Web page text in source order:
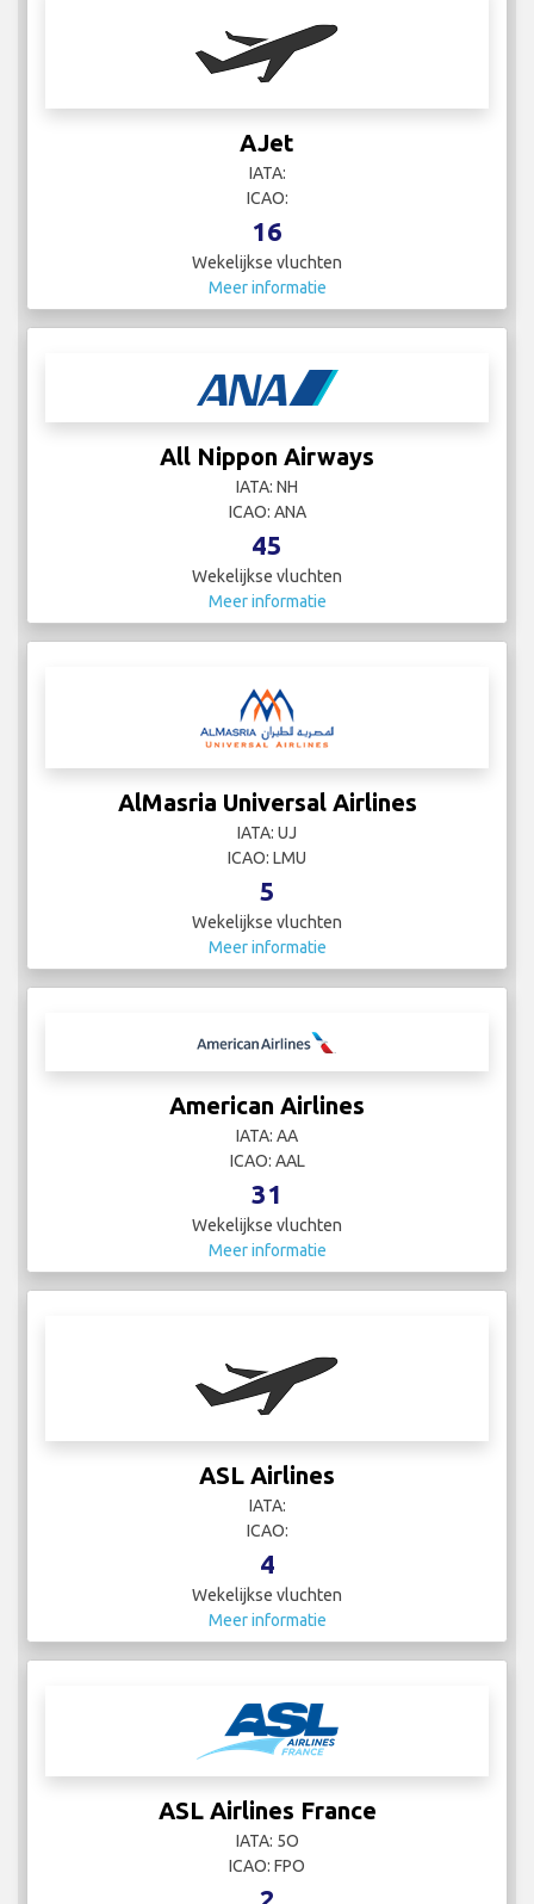
AJet
IATA:
ICAO:
16
Wekelijkse vluchten
Meer informatie
All Nippon Airways
IATA: NH
ICAO: ANA
45
Wekelijkse vluchten
Meer informatie
AlMasria Universal Airlines
IATA: UJ
ICAO: LMU
5
Wekelijkse vluchten
Meer informatie
American Airlines
IATA: AA
ICAO: AAL
31
Wekelijkse vluchten
Meer informatie
ASL Airlines
IATA:
ICAO:
4
Wekelijkse vluchten
Meer informatie
ASL Airlines France
IATA: 5O
ICAO: FPO